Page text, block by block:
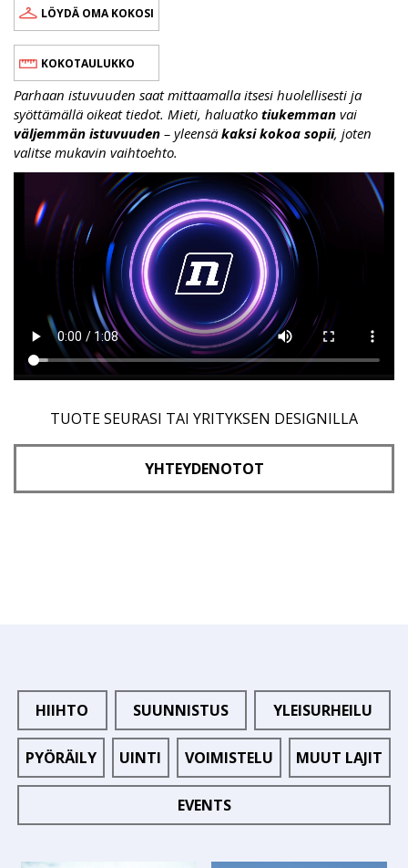
LÖYDÄ OMA KOKOSI
KOKOTAULUKKO
Parhaan istuvuuden saat mittaamalla itsesi huolellisesti ja
syöttämällä oikeat tiedot. Mieti, haluatko tiukemman vai
väljemmän istuvuuden – yleensä kaksi kokoa sopii, joten
valitse mukavin vaihtoehto.
TUOTE SEURASI TAI YRITYKSEN DESIGNILLA
YHTEYDENOTOT
HIIHTO SUUNNISTUS YLEISURHEILU
PYÖRÄILY UINTI VOIMISTELU MUUT LAJIT
EVENTS